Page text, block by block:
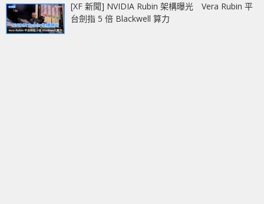
[XF 新聞] NVIDIA Rubin 架構曝光 Vera Rubin 平
台劍指 5 倍 Blackwell 算力